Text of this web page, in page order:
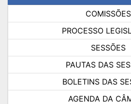
COMISSÕES
PROCESSO
SESSÕES
PAUTAS DAS
BOLETINS DAS
AGENDA DA